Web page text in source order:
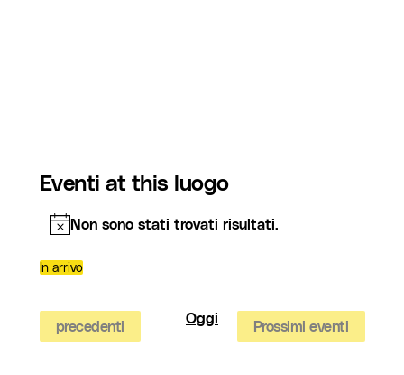
Eventi at this luogo
Notice
Non sono stati trovati risultati.
In arrivo
data.Eventi
precedenti Oggi Prossimi eventi